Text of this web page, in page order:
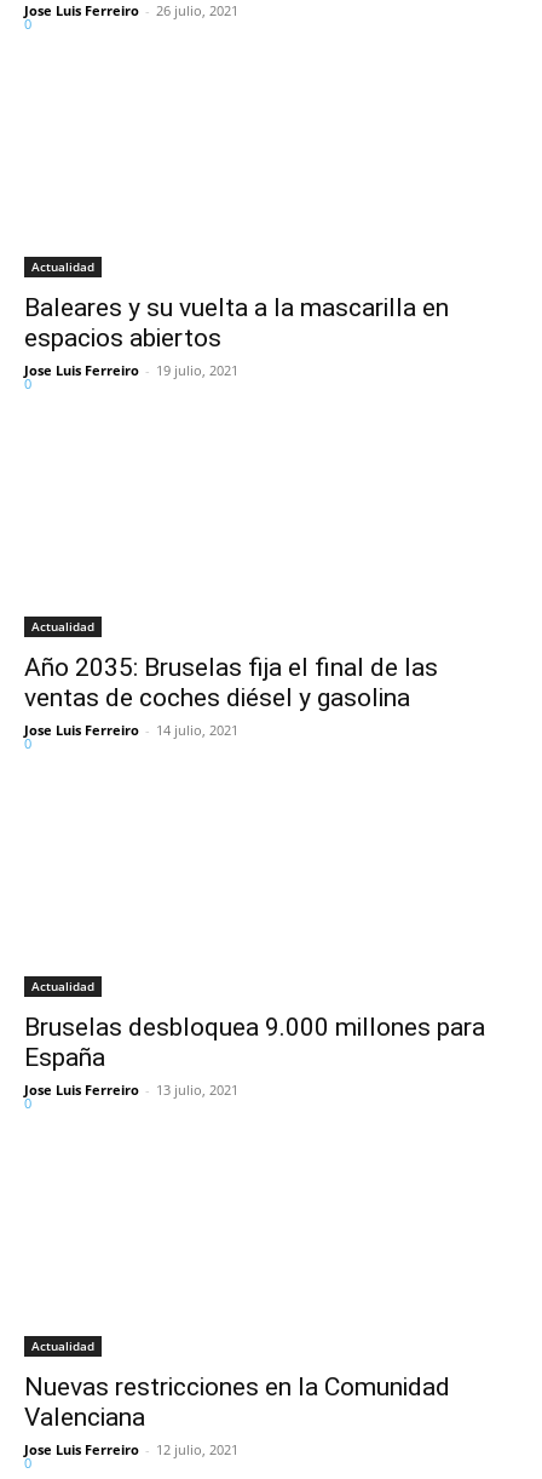
Jose Luis Ferreiro - 26 julio, 2021
0
Actualidad
Baleares y su vuelta a la mascarilla en
espacios abiertos
Jose Luis Ferreiro - 19 julio, 2021
0
Actualidad
Año 2035: Bruselas fija el final de las
ventas de coches diésel y gasolina
Jose Luis Ferreiro - 14 julio, 2021
0
Actualidad
Bruselas desbloquea 9.000 millones para
España
Jose Luis Ferreiro - 13 julio, 2021
0
Actualidad
Nuevas restricciones en la Comunidad
Valenciana
Jose Luis Ferreiro - 12 julio, 2021
0